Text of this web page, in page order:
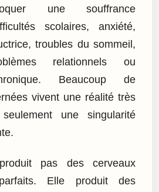
une souffrance
scolaires, anxiété,
troubles du sommeil,
relationnels ou
Beaucoup de
vivent une réalité très
une singularité
pas des cerveaux
Elle produit des